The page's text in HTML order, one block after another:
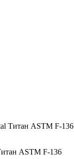
Титан ASTM F-136